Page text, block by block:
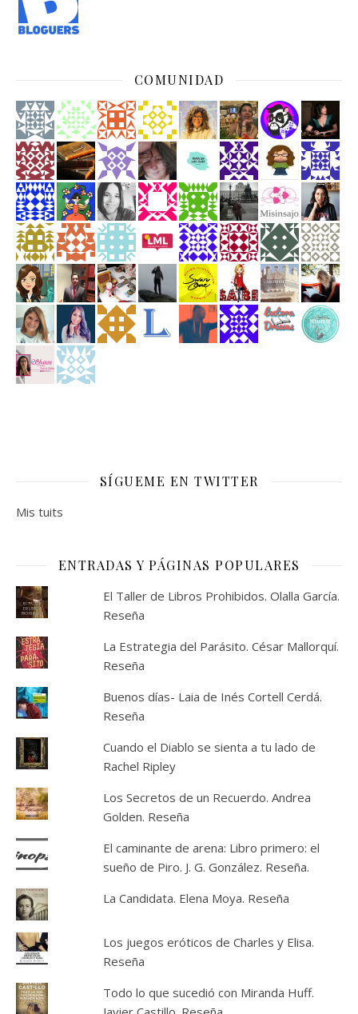
COMUNIDAD
SÍGUEME EN TWITTER
Mis tuits
ENTRADAS Y PÁGINAS POPULARES
El Taller de Libros Prohibidos. Olalla García.
Reseña
La Estrategia del Parásito. César Mallorquí.
Reseña
Buenos días- Laia de Inés Cortell Cerdá.
Reseña
Cuando el Diablo se sienta a tu lado de
Rachel Ripley
Los Secretos de un Recuerdo. Andrea
Golden. Reseña
El caminante de arena: Libro primero: el
sueño de Piro. J. G. González. Reseña.
La Candidata. Elena Moya. Reseña
Los juegos eróticos de Charles y Elisa.
Reseña
Todo lo que sucedió con Miranda Huff.